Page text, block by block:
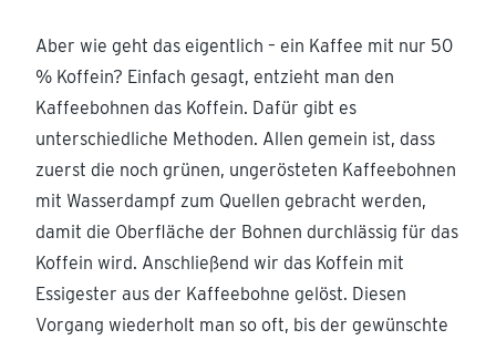
Aber wie geht das eigentlich – ein Kaffee mit nur 50
% Koffein? Einfach gesagt, entzieht man den
Kaffeebohnen das Koffein. Dafür gibt es
unterschiedliche Methoden. Allen gemein ist, dass
zuerst die noch grünen, ungerösteten Kaffeebohnen
mit Wasserdampf zum Quellen gebracht werden,
damit die Oberfläche der Bohnen durchlässig für das
Koffein wird. Anschließend wir das Koffein mit
Essigester aus der Kaffeebohne gelöst. Diesen
Vorgang wiederholt man so oft, bis der gewünschte